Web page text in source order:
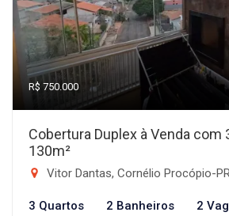
R$ 750.000
Cobertura Duplex à Venda com
130m²
Vitor Dantas, Cornélio Procópio-
3 Quartos 2 Banheiros 2